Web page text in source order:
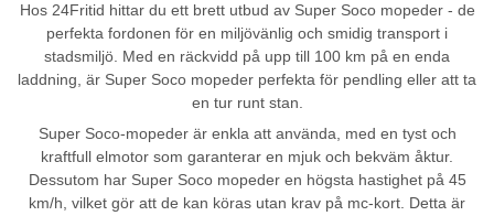
Hos 24Fritid hittar du ett brett utbud av Super Soco mopeder - de
perfekta fordonen för en miljövänlig och smidig transport i
stadsmiljö. Med en räckvidd på upp till 100 km på en enda
laddning, är Super Soco mopeder perfekta för pendling eller att ta
en tur runt stan.
Super Soco-mopeder är enkla att använda, med en tyst och
kraftfull elmotor som garanterar en mjuk och bekväm åktur.
Dessutom har Super Soco mopeder en högsta hastighet på 45
km/h, vilket gör att de kan köras utan krav på mc-kort. Detta är